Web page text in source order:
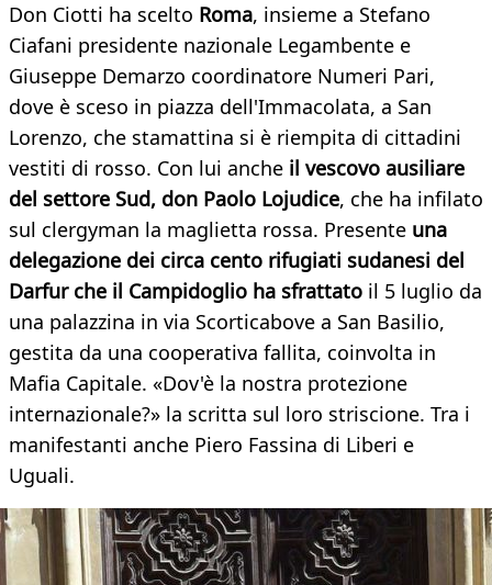
Don Ciotti ha scelto Roma, insieme a Stefano
Ciafani presidente nazionale Legambente e
Giuseppe Demarzo coordinatore Numeri Pari,
dove è sceso in piazza dell'Immacolata, a San
Lorenzo, che stamattina si è riempita di cittadini
vestiti di rosso. Con lui anche il vescovo ausiliare
del settore Sud, don Paolo Lojudice, che ha infilato
sul clergyman la maglietta rossa. Presente una
delegazione dei circa cento rifugiati sudanesi del
Darfur che il Campidoglio ha sfrattato il 5 luglio da
una palazzina in via Scorticabove a San Basilio,
gestita da una cooperativa fallita, coinvolta in
Mafia Capitale. «Dov'è la nostra protezione
internazionale?» la scritta sul loro striscione. Tra i
manifestanti anche Piero Fassina di Liberi e
Uguali.